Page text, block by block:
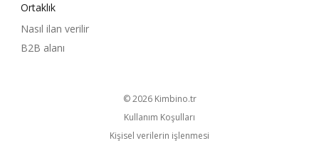
Ortaklık
Nasıl ilan verilir
B2B alanı
© 2026 kimbino.tr
Kullanım Koşulları
Kişisel verilerin işlenmesi